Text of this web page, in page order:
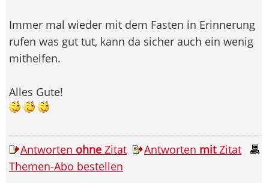
Immer mal wieder mit dem Fasten in Erinnerung
rufen was gut tut, kann da sicher auch ein wenig
mithelfen.
Alles Gute!
Antworten ohne Zitat Antworten mitZitat
Themen-Abo bestellen